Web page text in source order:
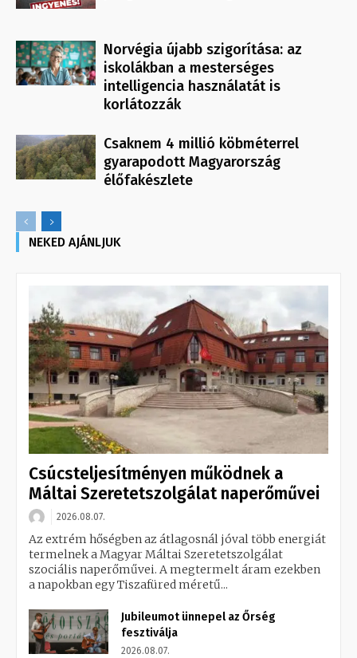
Norvégia újabb szigorítása: az
iskolákban a mesterséges
intelligencia használatát is
korlátozzák
Csaknem 4 millió köbméterrel
gyarapodott Magyarország
élőfakészlete
NEKED AJÁNLJUK
Csúcsteljesítményen működnek a
Máltai Szeretetszolgálat naperőművei
2026.08.07.
Az extrém hőségben az átlagosnál jóval több energiát
termelnek a Magyar Máltai Szeretetszolgálat
szociális naperőművei. A megtermelt áram ezekben
a napokban egy Tiszafüred méretű...
Jubileumot ünnepel az Őrség
fesztiválja
2026.08.07.